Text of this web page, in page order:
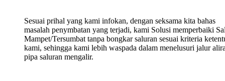
Sesuai prihal yang kami infokan, dengan seksama kita bahas
masalah penymbatan yang terjadi, kami Solusi memperbaiki
Mampet/Tersumbat tanpa bongkar saluran sesuai kriteria
kami, sehingga kami lebih waspada dalam menelusuri jalur
pipa saluran mengalir.